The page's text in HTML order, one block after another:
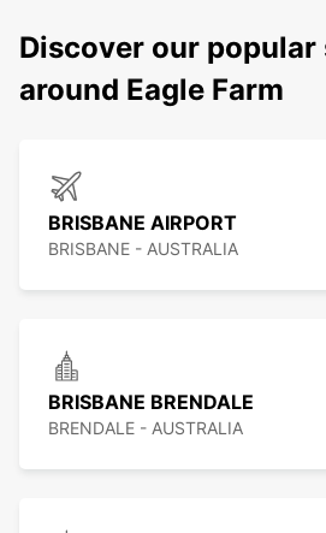
Discover our
around Eagle Farm
BRISBANE AIRPORT
BRISBANE - AUSTRALIA
BRISBANE BRENDALE
BRENDALE - AUSTRALIA